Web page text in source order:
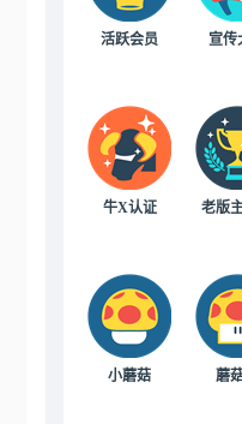
活跃会员 宣传
牛X认证 老版
小蘑菇 蘑